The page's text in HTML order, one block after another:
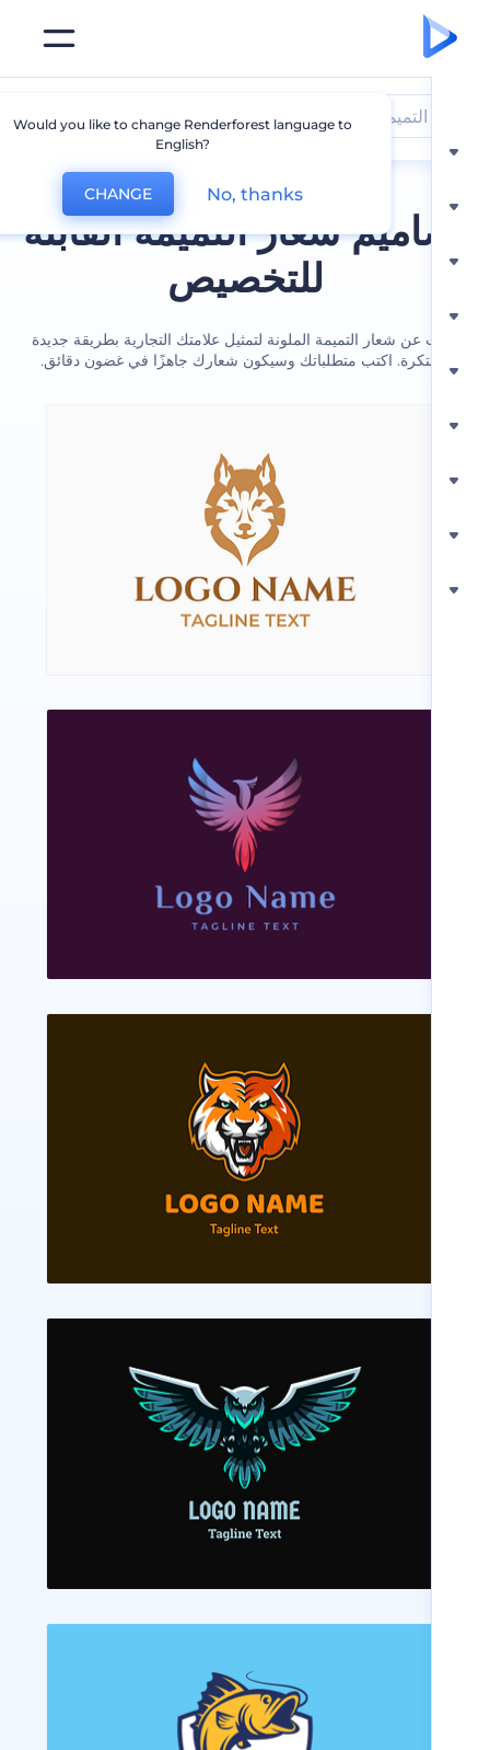
شعار التميمة القابلة
للتخصيص
عن شعار التميمة الملونة لتمثيل علامتك التجارية بطريقة جديدة
اكتب متطلباتك وسيكون شعارك جاهزًا في غضون دقائق.
Would you like to change Renderforest language to
CHANGE No, thanks